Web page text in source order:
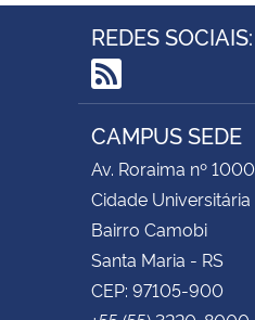
REDES SOCIAIS:
RSS
CAMPUS SEDE
Av. Roraima nº 1000
Cidade Universitária
Bairro Camobi
Santa Maria - RS
CEP: 97105-900